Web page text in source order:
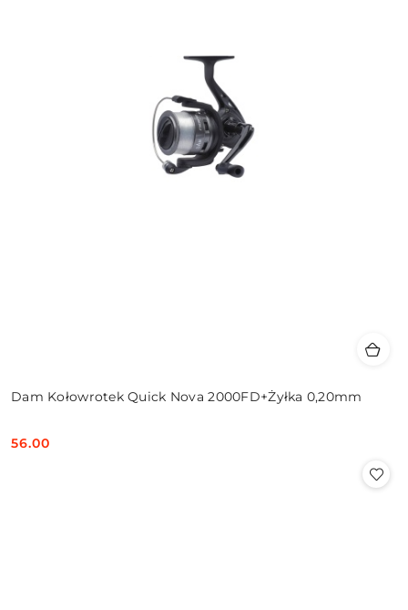
Dam Kołowrotek Quick Nova 2000FD+Żyłka 0,20mm
Cena:
56.00